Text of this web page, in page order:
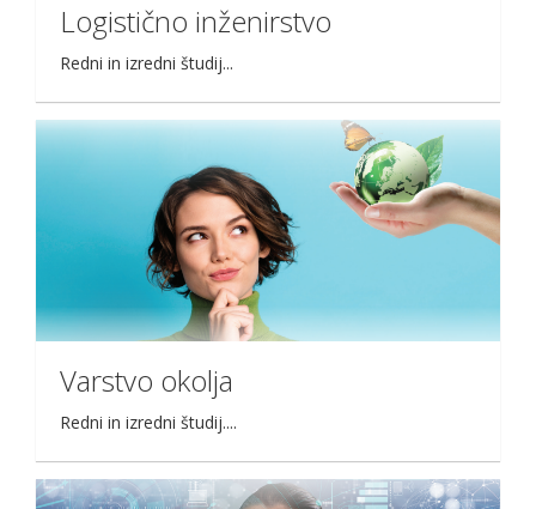
Logistično inženirstvo
Redni in izredni študij...
Varstvo okolja
Redni in izredni študij....